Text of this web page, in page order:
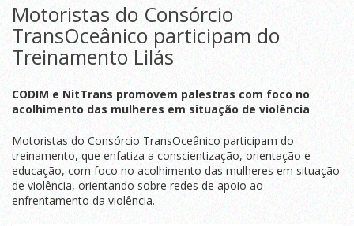
Motoristas do Consórcio
TransOceânico participam do
Treinamento Lilás
CODIM e NitTrans promovem palestras com foco no
acolhimento das mulheres em situação de violência
Motoristas do Consórcio TransOceânico participam do
treinamento, que enfatiza a conscientização, orientação e
educação, com foco no acolhimento das mulheres em situação
de violência, orientando sobre redes de apoio ao
enfrentamento da violência.